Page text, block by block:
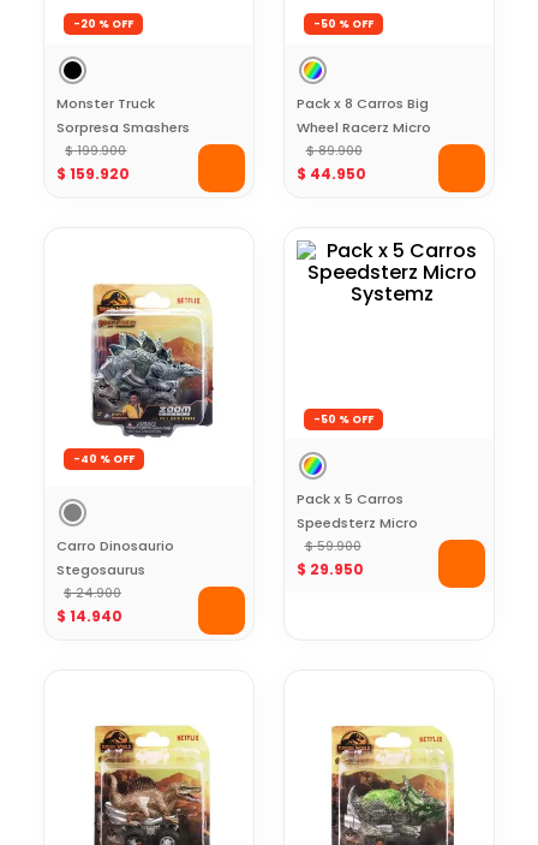
-20 %
Monster Truck
Sorpresa Smashers
$ 199.900
$ 159.920
-50 %
Pack x 8 Carros Big
Wheel Racerz Micro
Systemz
$ 89.900
$ 44.950
-40 %
Carro Dinosaurio
Stegosaurus
Jurassic World Gris-
Pull back -5 cm
$ 24.900
$ 14.940
-50 %
Pack x 5 Carros
Speedsterz Micro
Systemz
$ 59.900
$ 29.950